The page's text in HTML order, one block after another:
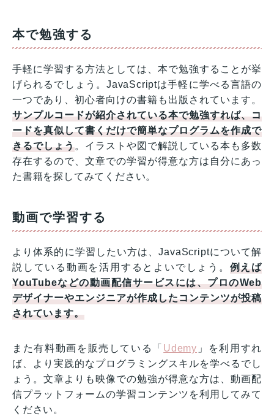
本で勉強する
手軽に学習する方法としては、本で勉強することが挙
げられるでしょう。JavaScriptは手軽に学べる言語の
一つであり、初心者向けの書籍も出版されています。
サンプルコードが紹介されている本で勉強すれば、コ
ードを真似して書くだけで簡単なプログラムを作成で
きるでしょう。イラストや図で解説している本も多数
存在するので、文章での学習が得意な方は自分にあっ
た書籍を探してみてください。
動画で学習する
より体系的に学習したい方は、JavaScriptについて解
説している動画を活用するとよいでしょう。 例えば
YouTubeなどの動画配信サービスには、プロのWeb
デザイナーやエンジニアが作成したコンテンツが投稿
されています。
また有料動画を販売している「 Udemy 」を利用すれ
ば、より実践的なプログラミングスキルを学べるでし
ょう。文章よりも映像での勉強が得意な方は、動画配
信プラットフォームの学習コンテンツを利用してみて
ください。